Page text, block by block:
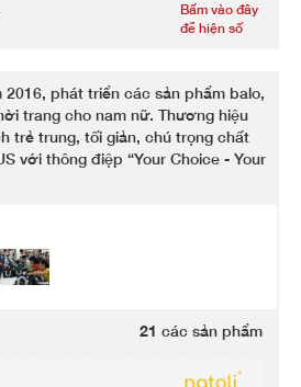
Bấm vào đây
để hiện số
2016, phát triển các sản phẩm balo,
trang cho nam nữ. Thương hiệu
trẻ trung, tối giản, chú trọng chất
với thông điệp “Your Choice - Your
21 các sản phẩm